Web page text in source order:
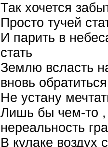
Так хочется
Просто тучей
И парить в
стать
Землю всласть
вновь обратиться
Не устану
Лишь бы чем-то ,
нереальность
В кулаке